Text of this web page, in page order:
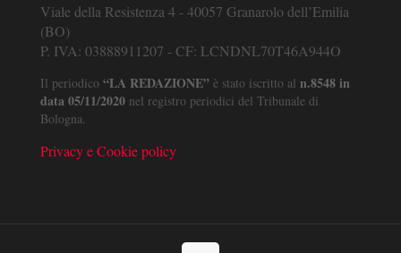
Viale della Resistenza 4 - 40057 Granarolo dell’Emilia
(BO)
P. IVA: 03888911207 - CF: LCNDNL70T46A944O
Il periodico “LA REDAZIONE” è stato iscritto al n.8548 in
data 05/11/2020 nel registro periodici del Tribunale di
Bologna.
Privacy e Cookie policy